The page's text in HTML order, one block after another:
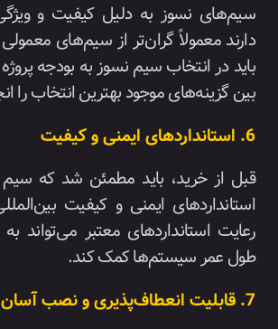
سیم‌های نسوز به دلیل کیفیت و
دارند معمولاً گران‌تر از سیم‌های
باید در انتخاب سیم نسوز به بودجه
بین گزینه‌های موجود بهترین انتخاب را
6. استانداردهای ایمنی و کیفیت
قبل از خرید، باید مطمئن شد که سیم
استانداردهای ایمنی و کیفیت
رعایت استانداردهای معتبر می‌تواند
طول عمر سیستم‌ها کمک کند.
7. قابلیت انعطاف‌پذیری و نصب آسان